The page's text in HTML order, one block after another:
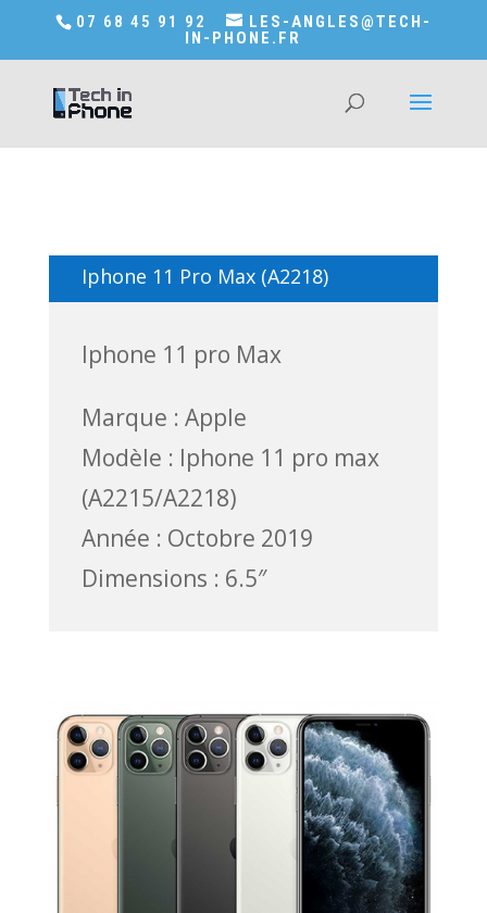
Accédez a Shop-in-tech-in-phone
07 68 45 91 92
LES-ANGLES@TECH-
IN-PHONE.FR
Iphone 11 Pro Max (A2218)
Iphone 11 pro Max
Marque : Apple
Modèle : Iphone 11 pro max
(A2215/A2218)
Année : Octobre 2019
Dimensions : 6.5″